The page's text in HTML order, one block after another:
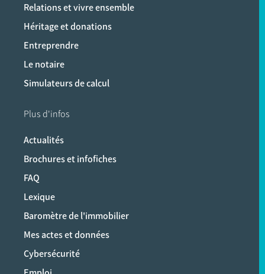
Relations et vivre ensemble
Héritage et donations
Entreprendre
Le notaire
Simulateurs de calcul
Plus d'infos
Actualités
Brochures et infofiches
FAQ
Lexique
Baromètre de l'immobilier
Mes actes et données
Cybersécurité